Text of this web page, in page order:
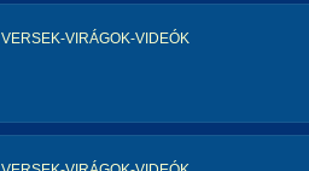
VERSEK-VIRÁGOK-VIDEÓK